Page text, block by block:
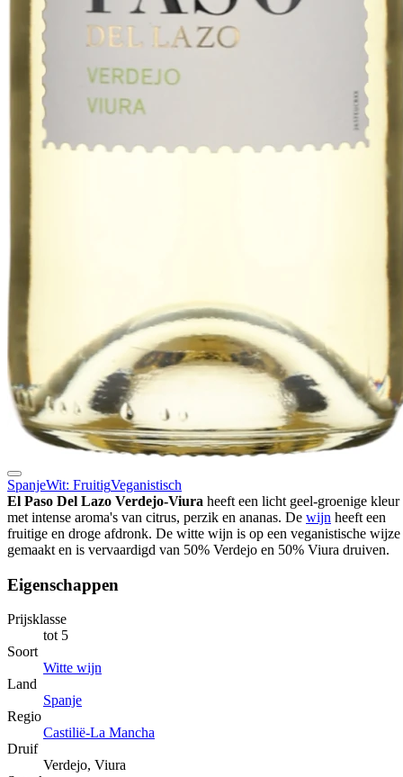
SpanjeWit: FruitigVeganistisch
El Paso Del Lazo Verdejo-Viura heeft een licht geel-groenige kleur
met intense aroma's van citrus, perzik en ananas. De wijn heeft een
fruitige en droge afdronk. De witte wijn is op een veganistische wijze
gemaakt en is vervaardigd van 50% Verdejo en 50% Viura druiven.
Eigenschappen
Prijsklasse
tot 5
Soort
Witte wijn
Land
Spanje
Regio
Castilië-La Mancha
Druif
Verdejo, Viura